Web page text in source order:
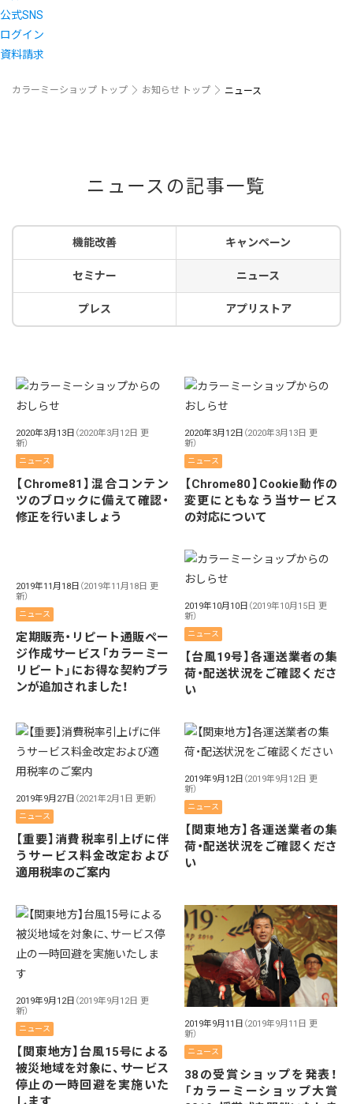
公式SNS
ログイン
資料請求
カラーミーショップ トップ お知らせ トップ ニュース
ニュースの記事一覧
機能改善 キャンペーン
セミナー ニュース
プレス アプリストア
2020年3月13日 （2020年3月12日 更
新）
ニュース
【Chrome81】混合コンテン
ツのブロックに備えて確認・
修正を行いましょう
2020年3月12日 （2020年3月13日 更
新）
ニュース
【Chrome80】Cookie動作の
変更にともなう当サービス
の対応について
2019年11月18日 （2019年11月18日 更
新）
ニュース
定期販売・リピート通販ペー
ジ作成サービス「カラーミー
リピート」にお得な契約プラ
ンが追加されました！
2019年10月10日 （2019年10月15日 更
新）
ニュース
【台風19号】各運送業者の集
荷・配送状況をご確認くださ
い
2019年9月27日 （2021年2月1日 更新）
ニュース
【重要】消費税率引上げに伴
うサービス料金改定および
適用税率のご案内
2019年9月12日 （2019年9月12日 更
新）
ニュース
【関東地方】各運送業者の集
荷・配送状況をご確認くださ
い
2019年9月12日 （2019年9月12日 更
新）
ニュース
【関東地方】台風15号による
被災地域を対象に、サービス
停止の一時回避を実施いた
2019年9月11日 （2019年9月11日 更
新）
ニュース
38の受賞ショップを発表！
「カラーミーショップ大賞